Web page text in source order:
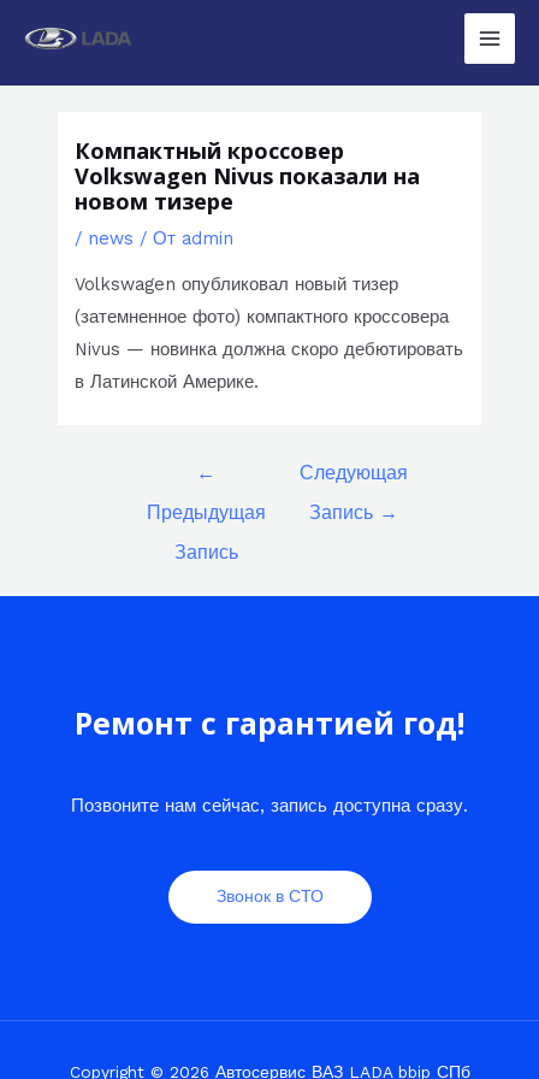
Main
Компактный кроссовер
Volkswagen Nivus показали на
новом тизере
/ news / От admin
Volkswagen опубликовал новый тизер
(затемненное фото) компактного кроссовера
Nivus — новинка должна скоро дебютировать
в Латинской Америке.
←
Предыдущая
Запись
Следующая
Запись →
Ремонт с гарантией год!
Позвоните нам сейчас, запись доступна сразу.
Звонок в СТО
Copyright © 2026 Автосервис ВАЗ LADA bbip СПб